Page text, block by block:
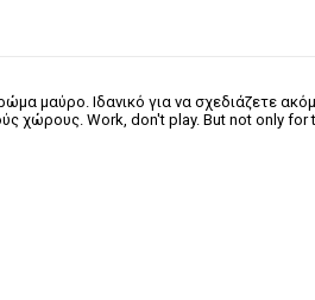
μαύρο. Ιδανικό για να σχεδιάζετε
χώρους. Work, don't play. But not only